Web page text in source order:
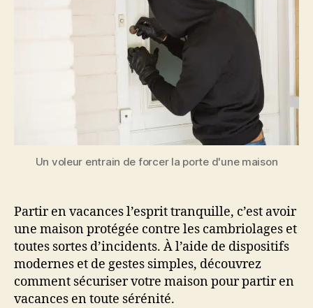
Un voleur entrain de forcer la porte d'une maison
Partir en vacances l’esprit tranquille, c’est avoir
une maison protégée contre les cambriolages et
toutes sortes d’incidents. À l’aide de dispositifs
modernes et de gestes simples, découvrez
comment sécuriser votre maison pour partir en
vacances en toute sérénité.